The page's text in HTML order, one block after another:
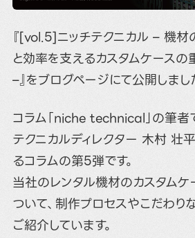
『[vol.5]ニッチテクニカル – 機材
と効率を支えるカスタムケースの
–』をブログページにて公開しまし
コラム「niche technical」の筆者
テクニカルディレクター 木村 壮
るコラムの第5弾です。
当社のレンタル機材のカスタムケ
ついて、制作プロセスやこだわり
ご紹介しています。